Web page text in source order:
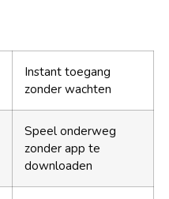
Instant toegang
zonder wachten
Speel onderweg
zonder app te
downloaden